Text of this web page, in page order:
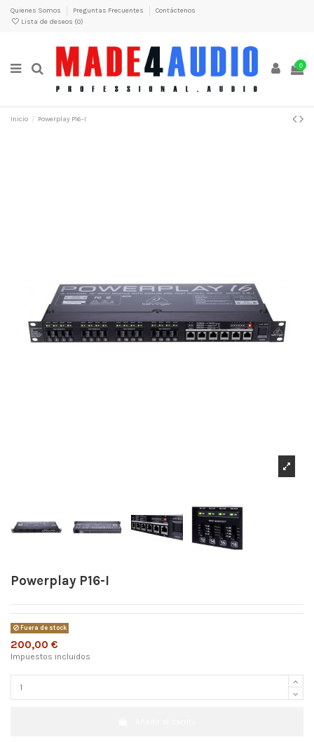
Quienes Somos Preguntas Frecuentes
Contáctenos
Lista de deseos (0)
0
Inicio Powerplay P16-I
Powerplay P16-I
Fuera de stock
200,00 €
Impuestos incluidos